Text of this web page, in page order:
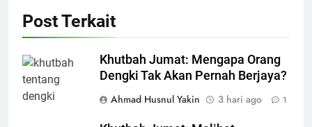
Post Terkait
Khutbah Jumat: Mengapa Orang
Dengki Tak Akan Pernah Berjaya?
Ahmad Husnul Yakin
3 hari ago 1